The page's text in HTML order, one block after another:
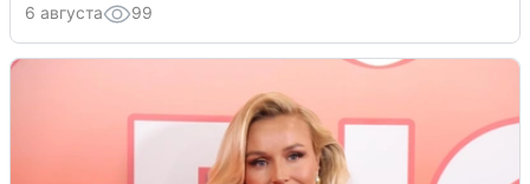
6 августа 99